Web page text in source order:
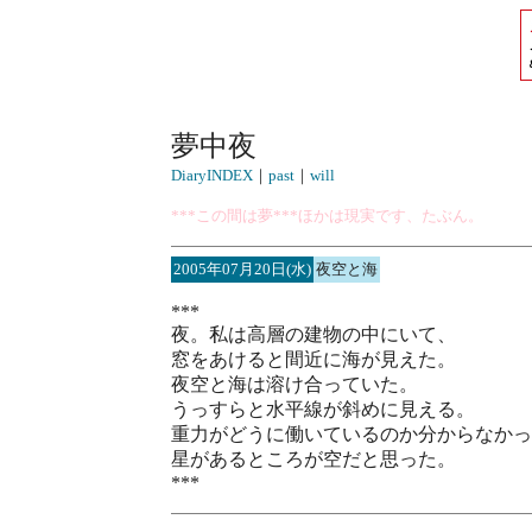
夢中夜
DiaryINDEX ｜ past ｜ will
***この間は夢***ほかは現実です、たぶん。
2005年07月20日(水) 夜空と海
***
夜。私は高層の建物の中にいて、
窓をあけると間近に海が見えた。
夜空と海は溶け合っていた。
うっすらと水平線が斜めに見える。
重力がどうに働いているのか分からなか
星があるところが空だと思った。
***